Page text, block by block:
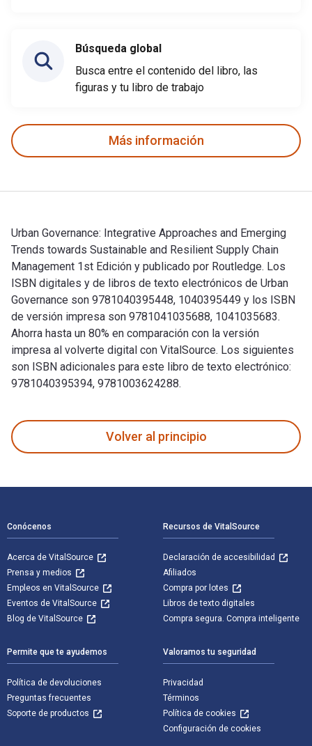
Búsqueda global
Busca entre el contenido del libro, las
figuras y tu libro de trabajo
Más información
Urban Governance: Integrative Approaches and Emerging
Trends towards Sustainable and Resilient Supply Chain
Management 1st Edición y publicado por Routledge. Los
ISBN digitales y de libros de texto electrónicos de Urban
Governance son 9781040395448, 1040395449 y los ISBN
de versión impresa son 9781041035688, 1041035683.
Ahorra hasta un 80% en comparación con la versión
impresa al volverte digital con VitalSource. Los siguientes
son ISBN adicionales para este libro de texto electrónico:
9781040395394, 9781003624288.
Volver al principio
Conócenos
Acerca de VitalSource
Prensa y medios
Empleos en VitalSource
Eventos de VitalSource
Blog de VitalSource
Recursos de VitalSource
Declaración de accesibilidad
Afiliados
Compra por lotes
Libros de texto digitales
Compra segura. Compra inteligente
Permite que te ayudemos
Política de devoluciones
Preguntas frecuentes
Soporte de productos
Valoramos tu seguridad
Privacidad
Términos
Política de cookies
Configuración de cookies